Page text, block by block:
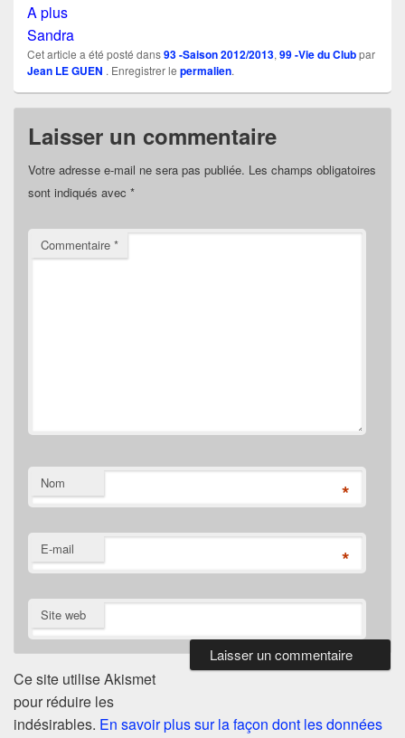
A plus
Sandra
Cet article a été posté dans93 -Saison 2012/2013, 99 -Vie du Clubpar
Jean LE GUEN . Enregistrer le permalien.
Laisser un commentaire
Votre adresse e-mail ne sera pas publiée. Les champs obligatoires
sont indiqués avec *
Commentaire *
Nom *
E-mail *
Site web
Ce site utilise Akismet
pour réduire les
indésirables. En savoir plus sur la façon dont les données